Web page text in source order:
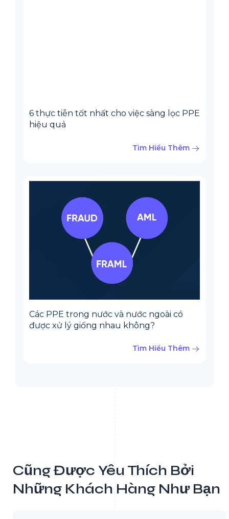
6 thực tiễn tốt nhất cho việc sàng lọc PPE
hiệu quả
Tìm Hiểu Thêm
Các PPE trong nước và nước ngoài có
được xử lý giống nhau không?
Tìm Hiểu Thêm
Cũng Được Yêu Thích Bởi
Những Khách Hàng Như Bạn